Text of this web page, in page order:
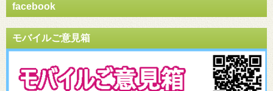
facebook
モバイルご意見箱